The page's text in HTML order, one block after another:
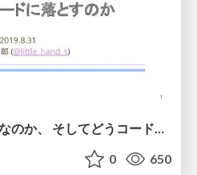
DDDモデリングとは何なのか、 そしてどうコードに落とすのか
0 650